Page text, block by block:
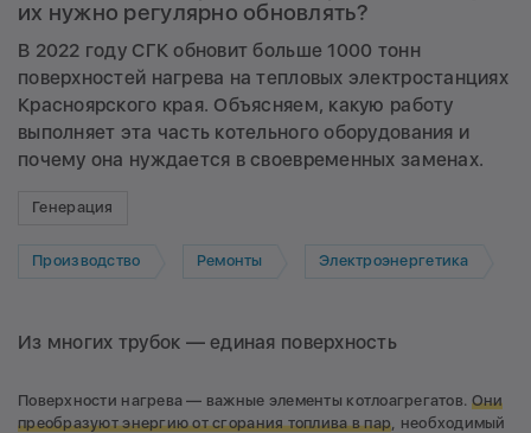
их нужно регулярно обновлять?
В 2022 году СГК обновит больше 1000 тонн
поверхностей нагрева на тепловых электростанциях
Красноярского края. Объясняем, какую работу
выполняет эта часть котельного оборудования и
почему она нуждается в своевременных заменах.
Генерация
Производство Ремонты Электроэнергетика
Из многих трубок — единая поверхность
Поверхности нагрева — важные элементы котлоагрегатов. Они
преобразуют энергию от сгорания топлива в пар , необходимый